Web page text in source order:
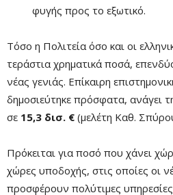
φυγής προς το εξωτικό.
Τόσο η Πολιτεία όσο και οι
τεράστια χρηματικά ποσά,
νέας γενιάς. Επίκαιρη
δημοσιεύτηκε πρόσφατα, ανάγει
σε 15,3 δισ. € (μελέτη Καθ.
Πρόκειται για ποσό που χάνει
χώρες υποδοχής, στις οποίες οι
προσφέρουν πολύτιμες